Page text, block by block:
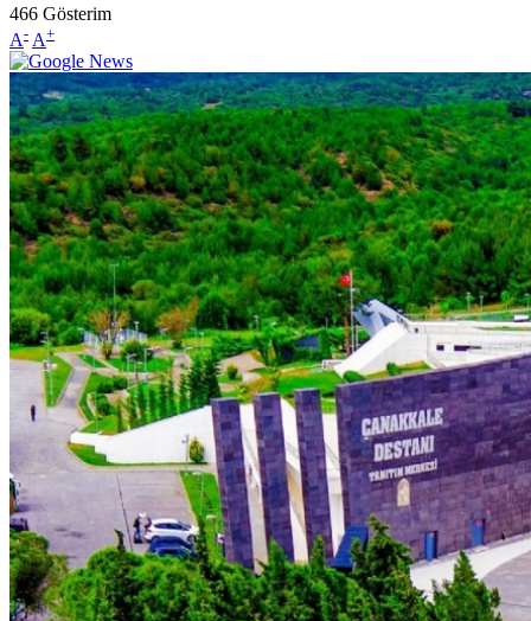
466 Gösterim
A- A+